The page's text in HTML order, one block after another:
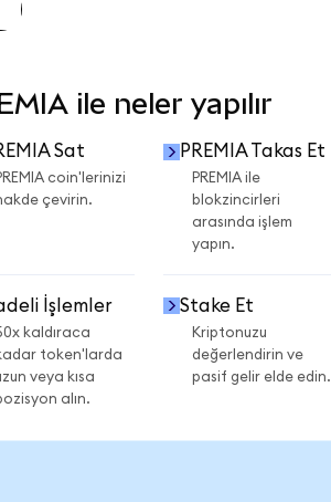
ile neler yapılır
Sat
coin'lerinizi
çevirin.
PREMIA Takas Et
PREMIA ile
blokzincirleri
arasında işlem
yapın.
İşlemler
kaldıraca
token'larda
veya kısa
alın.
Stake Et
Kriptonuzu
değerlendirin ve
pasif gelir elde edin.